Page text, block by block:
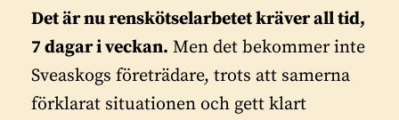
Det är nu renskötselarbetet kräver all tid,
7 dagar i veckan. Men det bekommer inte
Sveaskogs företrädare, trots att samerna
förklarat situationen och gett klart